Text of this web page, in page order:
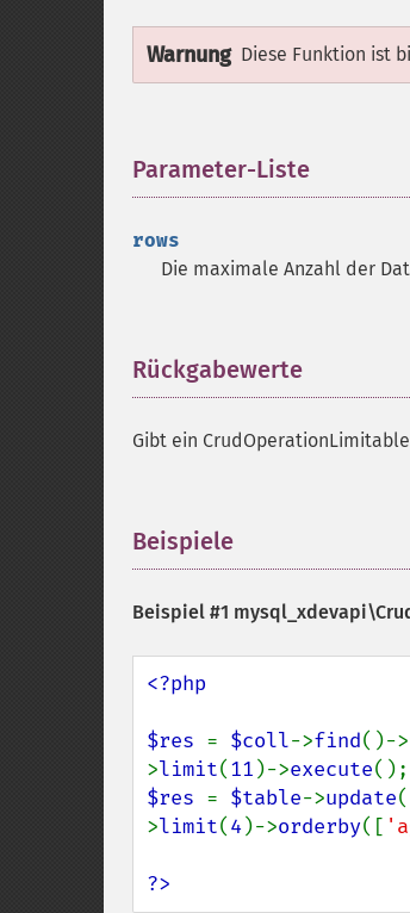
Warnung Diese Funktion ist
Parameter-Liste
rows
Die maximale Anzahl der
Rückgabewerte
Gibt ein
Beispiele
Beispiel #1
<?php
$res = $coll->find()->
>limit(11 )->execute
$res = $table->update
>limit(4 )->orderby([
?>